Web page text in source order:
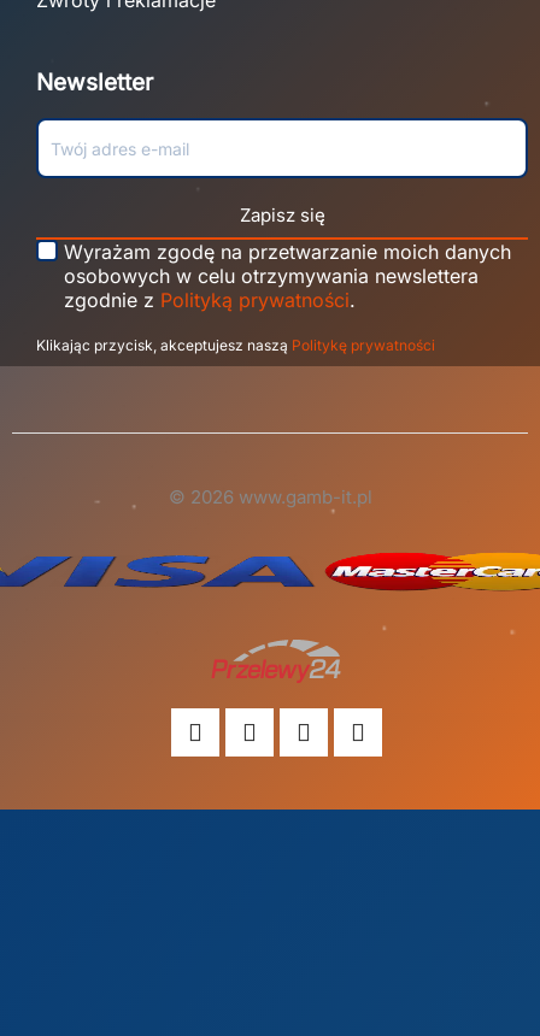
Newsletter
Zapisz się
Wyrażam zgodę na przetwarzanie moich danych
osobowych w celu otrzymywania newslettera
zgodnie z Polityką prywatności.
Klikając przycisk, akceptujesz naszą Politykę prywatności
© 2026 www.gamb-it.pl